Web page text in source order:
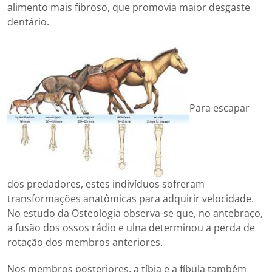
alimento mais fibroso, que promovia maior desgaste
dentário.
Para escapar
dos predadores, estes indivíduos sofreram
transformações anatômicas para adquirir velocidade.
No estudo da Osteologia observa-se que, no antebraço,
a fusão dos ossos rádio e ulna determinou a perda de
rotação dos membros anteriores.
Nos membros posteriores, a tíbia e a fíbula também